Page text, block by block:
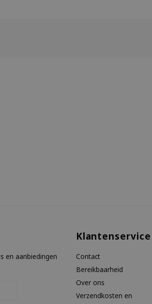
en aanbiedingen
Klantenservice
Contact
Bereikbaarheid
Over ons
Verzendkosten en